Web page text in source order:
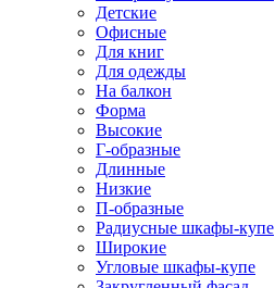
Детские
Офисные
Для книг
Для одежды
На балкон
Форма
Высокие
Г-образные
Длинные
Низкие
П-образные
Радиусные шкафы-купе
Широкие
Угловые шкафы-купе